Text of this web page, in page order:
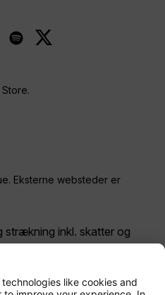
Eksterne websteder er
strækning inkl. skatter og
de seneste 24 timer og er
De priser, der vises